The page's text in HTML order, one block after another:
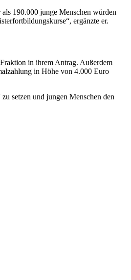
190.000 junge Menschen würden
ergänzte er.
in ihrem Antrag. Außerdem
in Höhe von 4.000 Euro
setzen und jungen Menschen den